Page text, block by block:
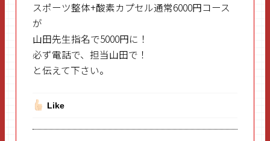
スポーツ整体+酸素カプセル通常6000円コース
が
山田先生指名で5000円に！
必ず電話で、担当山田で！
と伝えて下さい。
Like